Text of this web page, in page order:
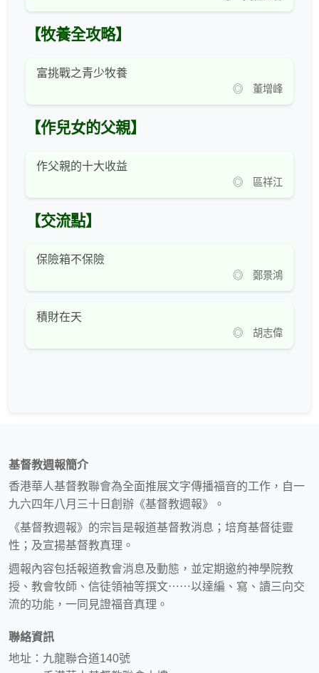
【牧養全攻略】
富挑戰之青少牧養
◎ 董增峰
【作兒女的父親】
作父親的十大收益
◎ 區祥江
【交流點】
保險箱不保險
◎ 鄭景鴻
積財在天
◎ 胡志偉
基督教週報簡介
香港華人基督教聯會為全面推展文字傳播福音的工作，自一
九六四年八月三十日創辦《基督教週報》。
《基督教週報》的宗旨是報道基督教消息；培育基督徒靈
性；及宣揚基督教真理。
週報內容包括報道教會消息及動態，並定期邀約神學院教
授、教會牧師、信徒領袖等撰文⋯⋯以達編、寫、讀三向交
流的功能，一同見證福音真理。
聯絡資訊
地址：九龍聯合道140號